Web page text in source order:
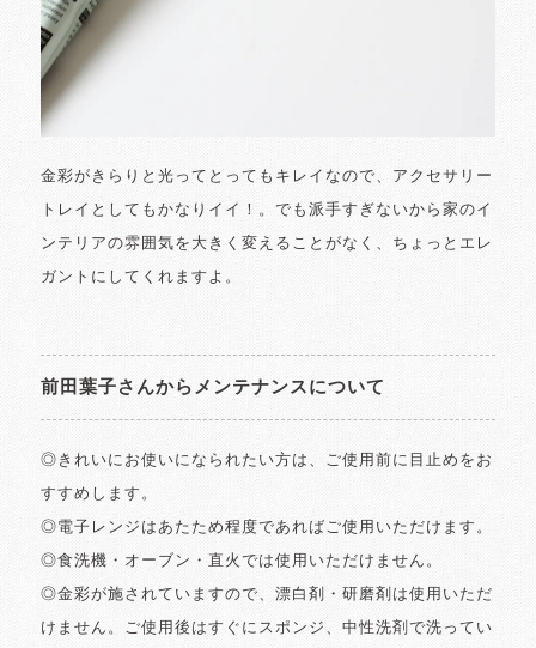
金彩がきらりと光ってとってもキレイなので、アクセサリー
トレイとしてもかなりイイ！。でも派手すぎないから家のイ
ンテリアの雰囲気を大きく変えることがなく、ちょっとエレ
ガントにしてくれますよ。
前田葉子さんからメンテナンスについて
◎きれいにお使いになられたい方は、ご使用前に目止めをお
すすめします。
◎電子レンジはあたため程度であればご使用いただけます。
◎食洗機・オーブン・直火では使用いただけません。
◎金彩が施されていますので、漂白剤・研磨剤は使用いただ
けません。ご使用後はすぐにスポンジ、中性洗剤で洗ってい